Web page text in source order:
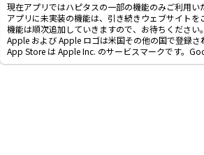
現在アプリではハピタスの一部の機能のみご利用い
アプリに未実装の機能は、引き続きウェブサイトを
機能は順次追加していきますので、お待ちください。
Apple および Apple ロゴは米国その他の国で登録さ
App Store は Apple Inc. のサービスマークです。